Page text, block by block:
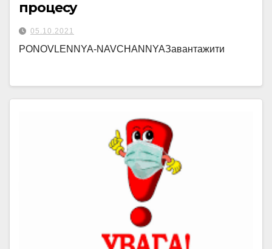
процесу
05.10.2021
PONOVLENNYA-NAVCHANNYAЗавантажити